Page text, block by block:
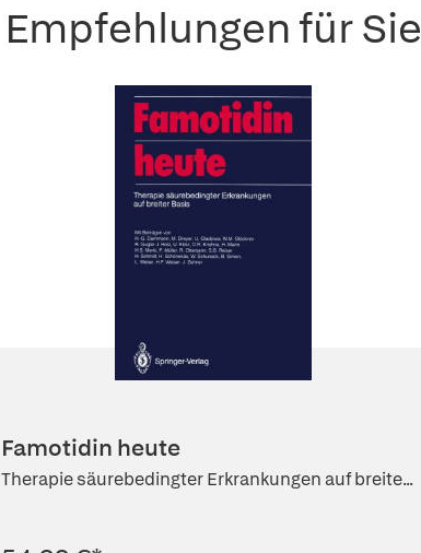
Empfehlungen für Sie
Famotidin heute
Therapie säurebedingter Erkrankungen auf breite...